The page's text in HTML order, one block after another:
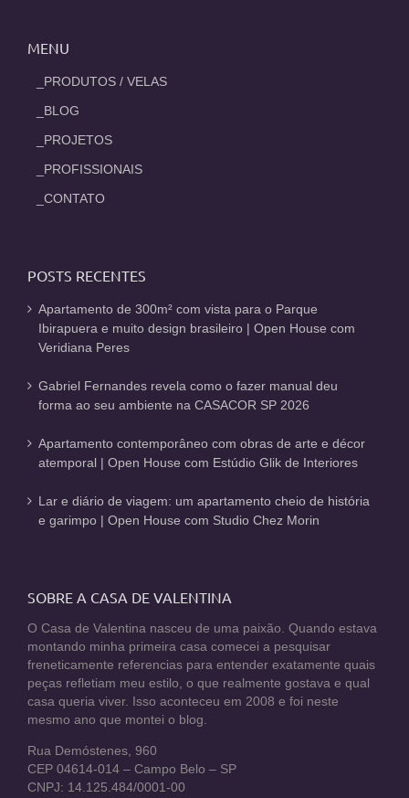
MENU
_PRODUTOS / VELAS
_BLOG
_PROJETOS
_PROFISSIONAIS
_CONTATO
POSTS RECENTES
Apartamento de 300m² com vista para o Parque
Ibirapuera e muito design brasileiro | Open House com
Veridiana Peres
Gabriel Fernandes revela como o fazer manual deu
forma ao seu ambiente na CASACOR SP 2026
Apartamento contemporâneo com obras de arte e décor
atemporal | Open House com Estúdio Glik de Interiores
Lar e diário de viagem: um apartamento cheio de história
e garimpo | Open House com Studio Chez Morin
SOBRE A CASA DE VALENTINA
O Casa de Valentina nasceu de uma paixão. Quando estava
montando minha primeira casa comecei a pesquisar
freneticamente referencias para entender exatamente quais
peças refletiam meu estilo, o que realmente gostava e qual
casa queria viver. Isso aconteceu em 2008 e foi neste
mesmo ano que montei o blog.
Rua Demóstenes, 960
CEP 04614-014 – Campo Belo – SP
CNPJ: 14.125.484/0001-00